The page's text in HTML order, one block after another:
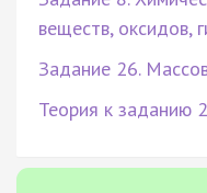
веществ, оксидов,
Задание 26.
Теория к заданию